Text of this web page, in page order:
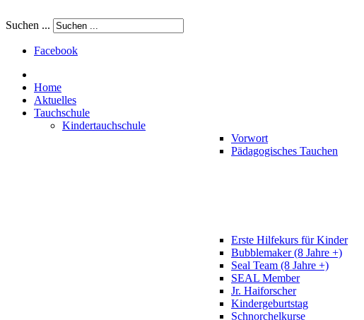
Suchen ...
Facebook
Home
Aktuelles
Tauchschule
Kindertauchschule
Vorwort
Pädagogisches Tauchen
Erste Hilfekurs für Kinder
Bubblemaker (8 Jahre +)
Seal Team (8 Jahre +)
SEAL Member
Jr. Haiforscher
Kindergeburtstag
Schnorchelkurse